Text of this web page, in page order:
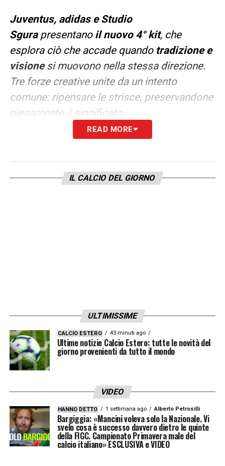
Juventus, adidas e Studio
Sgurapresentano il nuovo 4° kit, che
esplora ciò che accade quando tradizione e
visionesi muovono nella stessa direzione.
Tre forze creative unite da un intento
comune: ripensare le strisce, preservandone
pienamente il significato.
Il design unisce passato e presente,
sempre bianconero: linee pulite, proporzioni
misurate e una naturale sicurezza
maniche lunghe, una silhouette
profondamente radicata nella cultura
calcistica e reintrodotta con un’attitudine
contemporanea. Stile polo e realizzata in
struttura e carattere.
Trae ispirazione dalla stagione 1996-97: un
momento in cui Juventus esplorò
READ MORE
IL CALCIO DEL GIORNO
ULTIMISSIME
CALCIO ESTERO 43 minuti ago
Ultime notizie Calcio Estero: tutte le novità del
giorno provenienti da tutto il mondo
VIDEO
HANNO DETTO 1 settimana ago Alberto Petrosilli
Bargiggia: «Mancini voleva solo la Nazionale. Vi
svelo cosa è successo davvero dietro le quinte
della FIGC. Campionato Primavera male del
calcio italiano» ESCLUSIVA e VIDEO